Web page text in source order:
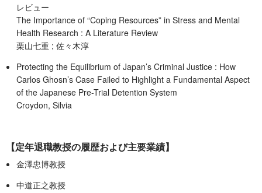
レビュー
The Importance of “Coping Resources” in Stress and Mental
Health Research : A Literature Review
栗山七重 ; 佐々木淳
Protecting the Equilibrium of Japan’s Criminal Justice : How
Carlos Ghosn’s Case Failed to Highlight a Fundamental Aspect
of the Japanese Pre-Trial Detention System
Croydon, Silvia
【定年退職教授の履歴および主要業績】
金澤忠博教授
中道正之教授